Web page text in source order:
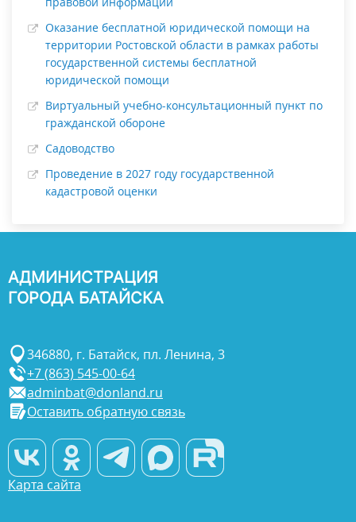
Оказание бесплатной юридической помощи на
территории Ростовской области в рамках работы
государственной системы бесплатной
юридической помощи
Виртуальный учебно-консультационный пункт по
гражданской обороне
Садоводство
Проведение в 2027 году государственной
кадастровой оценки
АДМИНИСТРАЦИЯ
ГОРОДА БАТАЙСКА
346880, г. Батайск, пл. Ленина, 3
+7 (863) 545-00-64
adminbat@donland.ru
Оставить обратную связь
Карта сайта